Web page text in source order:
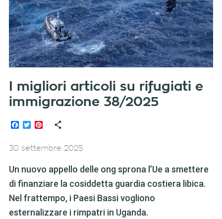
I migliori articoli su rifugiati e
immigrazione 38/2025
Facebook
TwitterPinterest
30 settembre 2025
Un nuovo appello delle ong sprona l’Ue a smettere
di finanziare la cosiddetta guardia costiera libica.
Nel frattempo, i Paesi Bassi vogliono
esternalizzare i rimpatri in Uganda.